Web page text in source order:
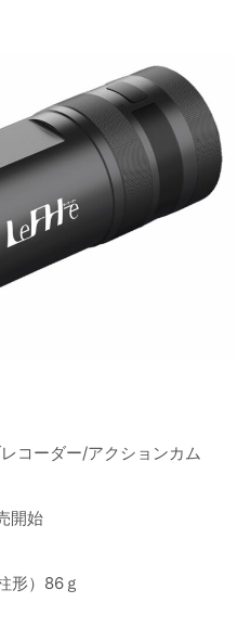
コーダー/アクションカム
開始
形）86ｇ